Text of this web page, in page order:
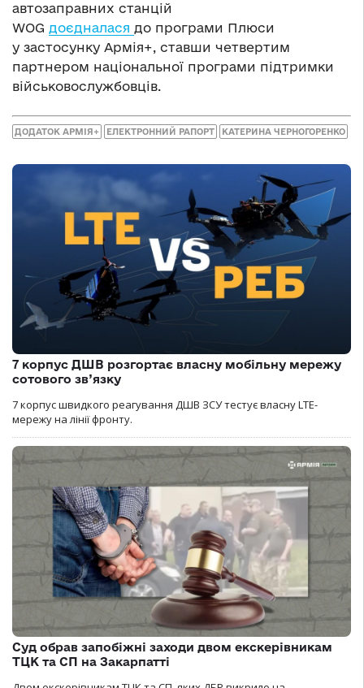
автозаправних станцій
WOG доєдналася до програми Плюси
у застосунку Армія+, ставши четвертим
партнером національної програми підтримки
військовослужбовців.
ДОДАТОК АРМІЯ+ ЕЛЕКТРОННИЙ РАПОРТ КАТЕРИНА ЧЕРНОГОРЕНКО
7 корпус ДШВ розгортає власну мобільну мережу
сотового зв’язку
7 корпус швидкого реагування ДШВ ЗСУ тестує власну LTE-
мережу на лінії фронту.
Суд обрав запобіжні заходи двом екскерівникам
ТЦК та СП на Закарпатті